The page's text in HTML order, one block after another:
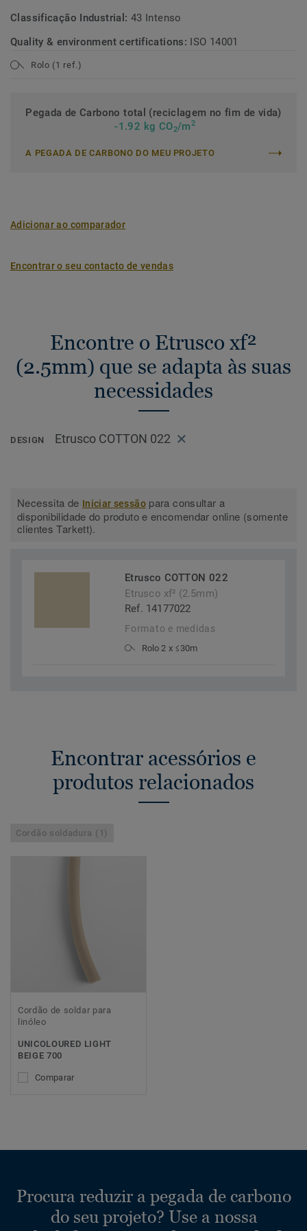
Classificação Industrial: 43 Intenso
Quality & environment certifications: ISO 14001
Rolo (1 ref.)
Pegada de Carbono total (reciclagem no fim de vida)
-1.92 kg CO2/m2
A PEGADA DE CARBONO DO MEU PROJETO
Adicionar ao comparador
Encontrar o seu contacto de vendas
Encontre o Etrusco xf²
(2.5mm) que se adapta às suas
necessidades
DESIGN Etrusco COTTON 022
Necessita de Iniciar sessãopara consultar a
disponibilidade do produto e encomendar online (somente
clientes Tarkett).
Etrusco COTTON 022
Etrusco xf² (2.5mm)
Ref. 14177022
Formato e medidas
Rolo 2 x ≤30m
Encontrar acessórios e
produtos relacionados
Cordão soldadura (1)
Cordão de soldar para
linóleo
UNICOLOURED LIGHT
BEIGE 700
Comparar
Procura reduzir a pegada de carbono
do seu projeto? Use a nossa